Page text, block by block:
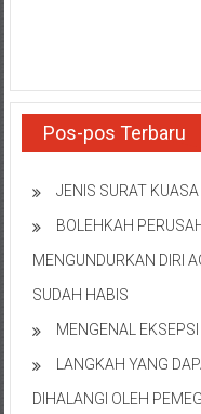
Timur/
Kalimantan
Selatan/
Barat/
Terdekat
Pos-pos Terbaru
JENIS SURAT
BOLEHKAH
MENGUNDURKAN DIRI
SUDAH HABIS
MENGENAL
LANGKAH YANG
DIHALANGI OLEH